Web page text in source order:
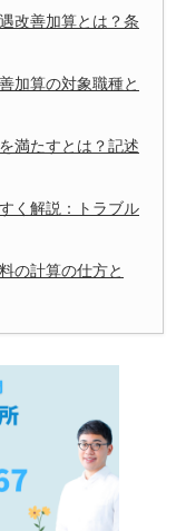
改善加算とは？条
加算の対象職種と
満たすとは？記述
く解説：トラブル
の計算の仕方と